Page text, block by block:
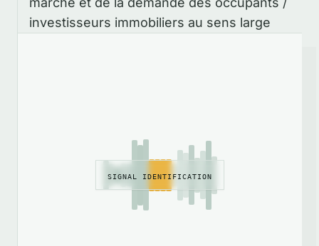
investisseurs immobiliers au sens large
SIGNAL IDENTIFICATION